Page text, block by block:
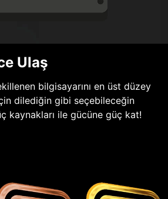
Ulaş
bilgisayarını en üst düzey
dilediğin gibi seçebileceğin
kaynakları ile gücüne güç kat!